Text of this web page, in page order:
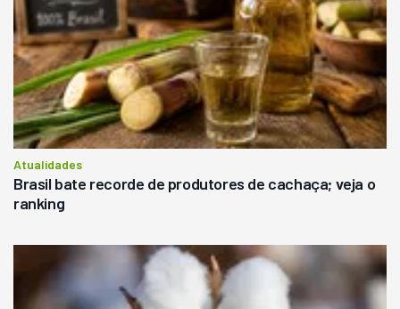
Atualidades
Brasil bate recorde de produtores de cachaça; veja o
ranking